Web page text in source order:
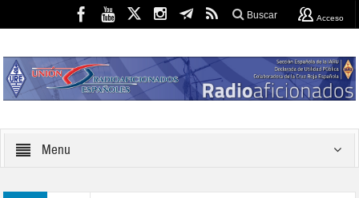
Buscar Acceso
Menu